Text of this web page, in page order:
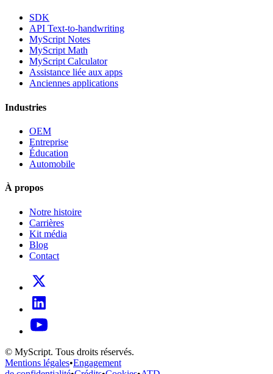
SDK
API Text-to-handwriting
MyScript Notes
MyScript Math
MyScript Calculator
Assistance liée aux apps
Anciennes applications
Industries
OEM
Entreprise
Éducation
Automobile
À propos
Notre histoire
Carrières
Kit média
Blog
Contact
© MyScript. Tous droits réservés.
Mentions légales•Engagement